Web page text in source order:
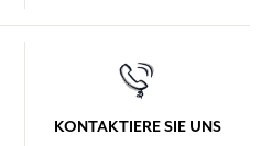
KONTAKTIERE SIE UNS